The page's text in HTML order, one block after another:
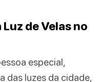
de Velas no
especial,
das luzes da cidade,